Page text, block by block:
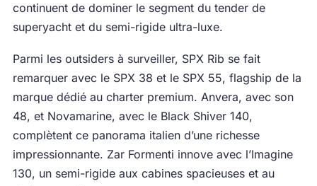
continuent de dominer le segment du tender de
superyacht et du semi-rigide ultra-luxe.
Parmi les outsiders à surveiller, SPX Rib se fait
remarquer avec le SPX 38 et le SPX 55, flagship de la
marque dédié au charter premium. Anvera, avec son
48, et Novamarine, avec le Black Shiver 140,
complètent ce panorama italien d’une richesse
impressionnante. Zar Formenti innove avec l’Imagine
130, un semi-rigide aux cabines spacieuses et au